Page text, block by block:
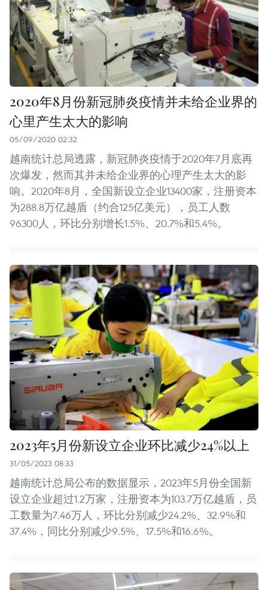
2020年8月份新冠肺炎疫情并未给企业界的
心里产生太大的影响
05/09/2020 02:32
越南统计总局透露，新冠肺炎疫情于2020年7月底再
次爆发，然而其并未给企业界的心理产生太大的影
响。2020年8月，全国新设立企业13400家，注册资本
为288.8万亿越盾（约合125亿美元），员工人数
96300人，环比分别增长1.5%、20.7%和5.4%。
2023年5月份新设立企业环比减少24%以上
31/05/2023 08:33
越南统计总局公布的数据显示，2023年5月份全国新
设立企业超过1.2万家，注册资本为103.7万亿越盾，员
工数量为7.46万人，环比分别减少24.2%、32.9%和
37.4%，同比分别减少9.5%、17.5%和16.6%。